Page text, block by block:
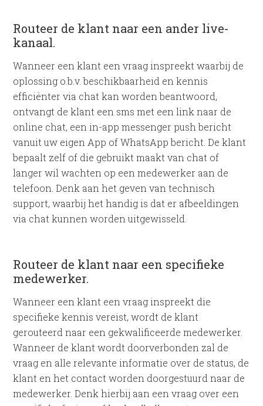
Routeer de klant naar een ander live-
kanaal.
Wanneer een klant een vraag inspreekt waarbij de
oplossing o.b.v. beschikbaarheid en kennis
efficiënter via chat kan worden beantwoord,
ontvangt de klant een sms met een link naar de
online chat, een in-app messenger push bericht
vanuit uw eigen App of WhatsApp bericht. De klant
bepaalt zelf of die gebruikt maakt van chat of
langer wil wachten op een medewerker aan de
telefoon. Denk aan het geven van technisch
support, waarbij het handig is dat er afbeeldingen
via chat kunnen worden uitgewisseld.
Routeer de klant naar een specifieke
medewerker.
Wanneer een klant een vraag inspreekt die
specifieke kennis vereist, wordt de klant
gerouteerd naar een gekwalificeerde medewerker.
Wanneer de klant wordt doorverbonden zal de
vraag en alle relevante informatie over de status, de
klant en het contact worden doorgestuurd naar de
medewerker. Denk hierbij aan een vraag over een